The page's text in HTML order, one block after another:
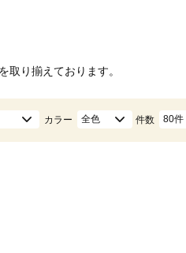
取り揃えております。
カラー 全色 件数 80件